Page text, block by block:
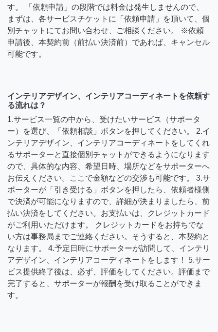
す。 「依頼申請」の段階では料金は発生しませんので、
まずは、各サービスチケットに「依頼申請」を頂いて、個
別チャットにてお問い合わせ、ご相談ください。 ※依頼
申請後、本契約前（前払い決済前）であれば、キャンセル
可能です。
インテリアデザイン、インテリアコーディネートを依頼す
る流れは？
1.サービス一覧の中から、受けたいサービス（サポータ
ー）を選び、「依頼相談」ボタンを押してください。 2.イ
ンテリアデザイン、インテリアコーディネートをしてくれ
るサポーターと直接個別チャットができるようになります
ので、具体的な内容、希望日時、場所などをサポーターへ
お伝えください。ここで金額などの交渉も可能です。 3.サ
ポーターが「引き受ける」ボタンを押したら、依頼者様側
で決済が可能になりますので、詳細が決まりましたら、前
払い決済をしてください。お支払いは、クレジットカード
がご利用いただけます。 クレジットカードをお持ちでな
い方は事務局までご連絡ください。そうすると、本契約と
なります。 4.予定日時にサポーターが訪問して、インテリ
アデザイン、インテリアコーディネートをします！ 5.サー
ビス提供終了後は、必ず、評価をしてください。評価まで
完了すると、サポーターが報酬を受け取ることができま
す。